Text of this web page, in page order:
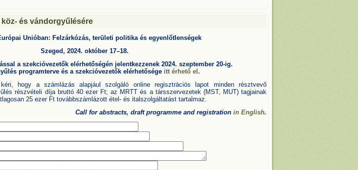
köz- és vándorgyűlésére
Unióban: Felzárkózás, területi politika és egyenlőtlenségek
Szeged, 2024. október 17–18.
a szekcióvezetők elérhetőségén jelentkezzenek 2024. szeptember 20-ig.
programterve és aszekcióvezetők elérhetősége itt érhető el .
hogy a számlázás alapjául szolgáló online regisztrációs lapot minden résztvevő
részvételi díja bruttó 40 ezer Ft; az MRTT és a társszervezetek (MST, MUT) tagjainak
25 ezer Ft továbbszámlázott étel- és italszolgáltatást tartalmaz.
Call for abstracts, draft programme and registration in English.